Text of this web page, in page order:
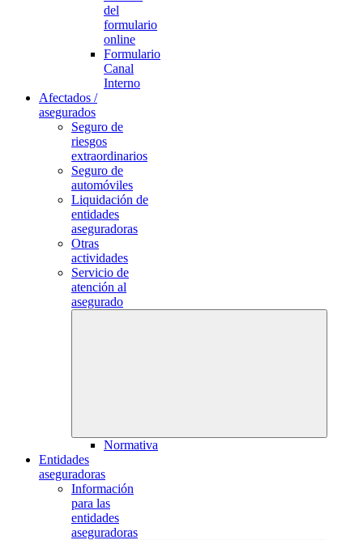
del
formulario
online
Formulario
Canal
Interno
Afectados /
asegurados
Seguro de
riesgos
extraordinarios
Seguro de
automóviles
Liquidación de
entidades
aseguradoras
Otras
actividades
Servicio de
atención al
asegurado
Normativa
Entidades
aseguradoras
Información
para las
entidades
aseguradoras